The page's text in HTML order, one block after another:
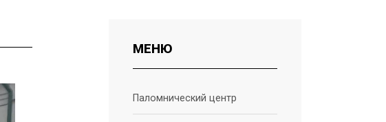
МЕНЮ
Паломнический центр